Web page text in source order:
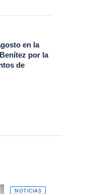
en la
por la
de
NOTICIAS